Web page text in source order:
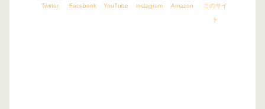
Twitter Facebook YouTube instagram Amazon このサイ
ト